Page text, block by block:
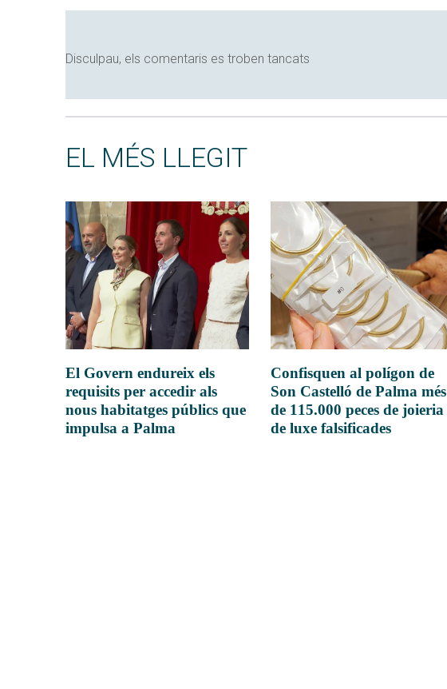
Disculpau, els comentaris es troben tancats
EL MÉS LLEGIT
El Govern endureix els
requisits per accedir als
nous habitatges públics que
impulsa a Palma
Confisquen al polígon de
Son Castelló de Palma més
de 115.000 peces de joieria
de luxe falsificades